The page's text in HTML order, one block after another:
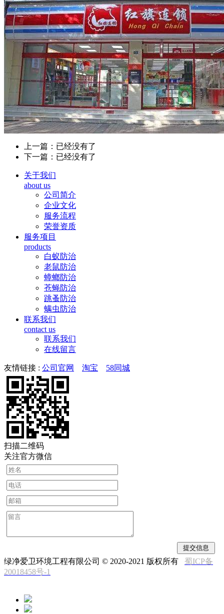
上一篇：已经没有了
下一篇：已经没有了
关于我们
about us
公司简介
企业文化
服务流程
荣誉资质
服务项目
products
白蚁防治
老鼠防治
蟑螂防治
苍蝇防治
跳蚤防治
螨虫防治
联系我们
contact us
联系我们
在线留言
友情链接 : 公司官网 淘宝 58同城
扫描二维码
关注官方微信
绿净爱卫环境工程有限公司 © 2020-2021 版权所有 蜀ICP备
20018458号-1